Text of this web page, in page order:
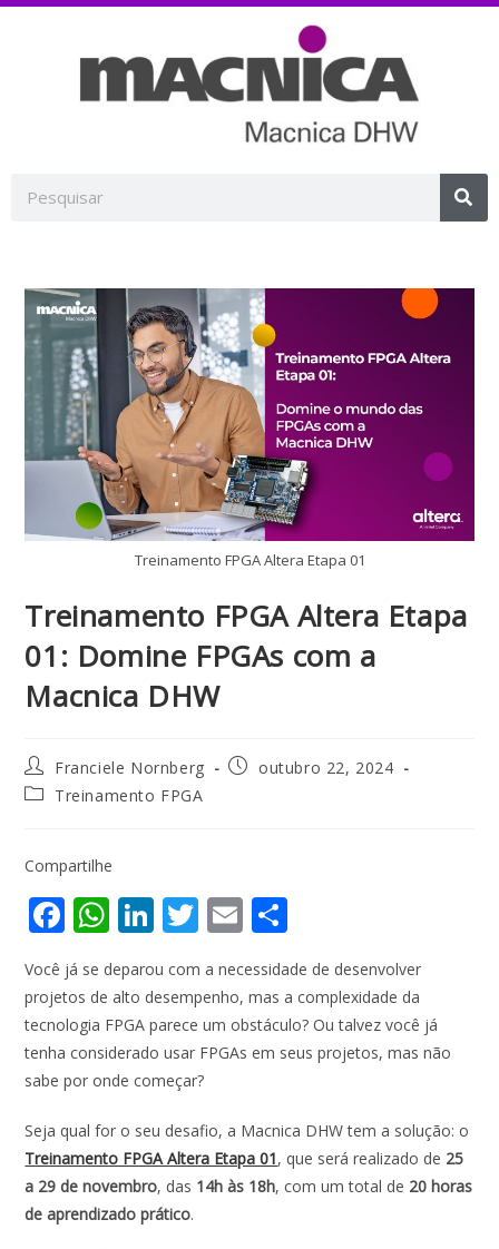
Treinamento FPGA Altera Etapa 01
Treinamento FPGA Altera Etapa
01: Domine FPGAs com a
Macnica DHW
Franciele Nornberg
outubro 22, 2024
Treinamento FPGA
Compartilhe
F
ac
e
b
o
o
k
W
h
at
s
A
p
p
Li
k
e
dI
n
T
itt
er
E
ai
l
h
ar
e
Você já se deparou com a necessidade de desenvolver
projetos de alto desempenho, mas a complexidade da
tecnologia FPGA parece um obstáculo? Ou talvez você já
tenha considerado usar FPGAs em seus projetos, mas não
sabe por onde começar?
Seja qual for o seu desafio, a Macnica DHW tem a solução: o
Treinamento FPGA Altera Etapa 01, que será realizado de 25
a 29 de novembro, das 14h às 18h, com um total de 20 horas
de aprendizado prático.